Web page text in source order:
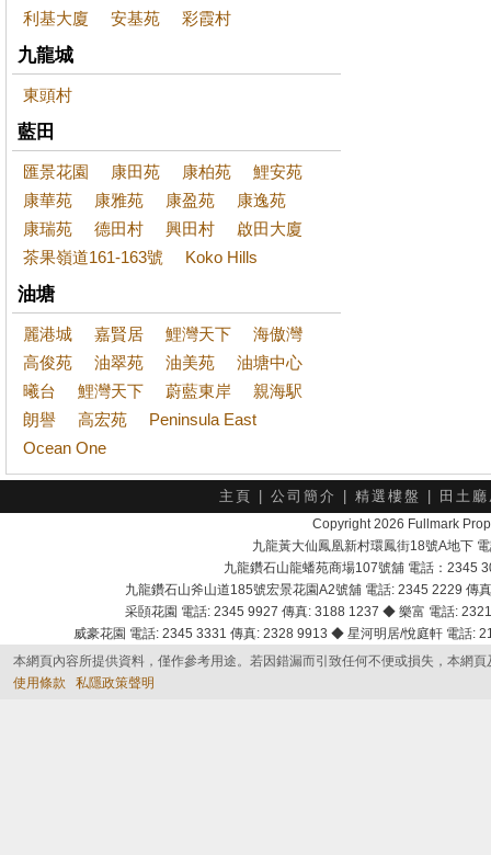
利基大廈 安基苑 彩霞村
九龍城
東頭村
藍田
匯景花園 康田苑 康柏苑
鯉安苑
康華苑
康雅苑 康盈苑
康逸苑
康瑞苑
德田村 興田村
啟田大廈
茶果嶺道161-163號
Koko Hills
油塘
麗港城 嘉賢居 鯉灣天下
海傲灣
高俊苑
油翠苑 油美苑
油塘中心
曦台
鯉灣天下 蔚藍東岸
親海駅
朗譽
高宏苑
Peninsula East
Ocean One
主頁 公司簡介 精選樓盤 田土
Copyright 2026 Fullmark
九龍黃大仙鳳凰新村環鳳街18號A地下
九龍鑽石山龍蟠苑商場107號舖 電話：2345
九龍鑽石山斧山道185號宏景花園A2號舖 電話: 2345 2229
采頣花園 電話: 2345 9927 傳真: 3188 1237 ◆ 樂富 電話:
威豪花園 電話: 2345 3331 傳真: 2328 9913 ◆ 星河明居/悅庭軒 電話
本網頁內容所提供資料，僅作參考用途。若因錯漏而引致任何不便或損失，本網
使用條款
私隱政策聲明